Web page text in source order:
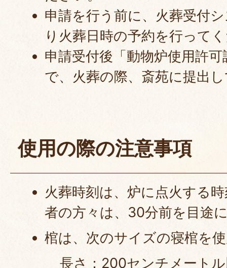
申請を行う前に、火葬受付
り火葬日時の予約を行って
申請受付後「動物炉使用許
で、火葬の際、斎苑に提出
使用の際の注意事項
火葬時刻は、炉に点火する
者の方々は、30分前を目途
棺は、次のサイズの寝棺を
長さ：200センチメートル